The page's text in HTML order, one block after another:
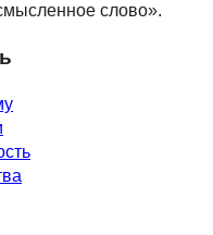
слово».